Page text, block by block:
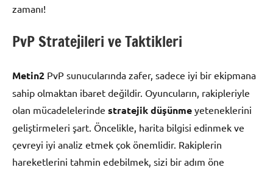
zamanı!
PvP Stratejileri ve Taktikleri
Metin2 PvP sunucularında zafer, sadece iyi bir ekipmana
sahip olmaktan ibaret değildir. Oyuncuların, rakipleriyle
olan mücadelelerinde stratejik düşünme yeteneklerini
geliştirmeleri şart. Öncelikle, harita bilgisi edinmek ve
çevreyi iyi analiz etmek çok önemlidir. Rakiplerin
hareketlerini tahmin edebilmek, sizi bir adım öne